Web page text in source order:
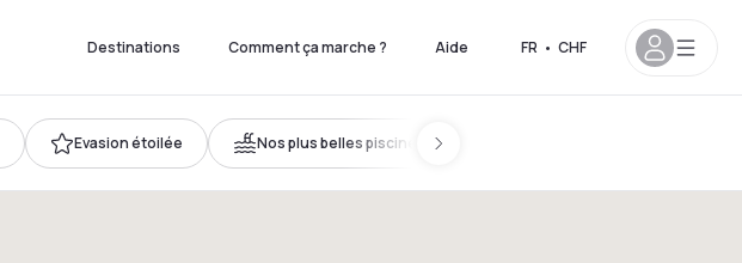
Destinations Comment ça marche ? Aide FR • CHF
Evasion étoilée Nos plus belles piscines